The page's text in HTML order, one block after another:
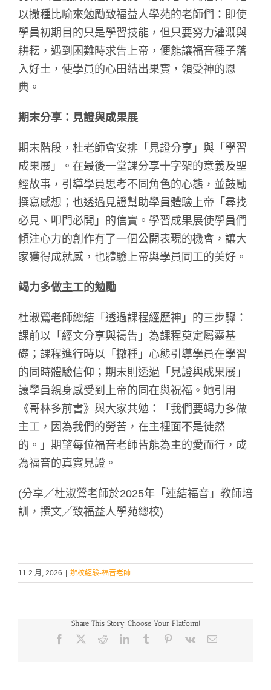
以撒種比喻來勉勵致福益人學苑的老師們：即使
學員初期目的只是學習技能，但只要努力灌溉與
耕耘，遇到困難時求告上帝，便能讓福音種子落
入好土，使學員的心田結出果實，領受神的恩
典。
期末分享：見證與成果展
期末階段，杜老師會安排「見證分享」與「學習
成果展」。在最後一堂課分享十字架的意義及聖
經故事，引導學員思考不同角色的心態，並鼓勵
撰寫感想；也透過見證幫助學員體驗上帝「尋找
必見、叩門必開」的信實。學習成果展使學員們
傾注心力的創作有了一個公開表現的機會，讓大
家獲得成就感，也體驗上帝與學員同工的美好。
竭力多做主工的勉勵
杜淑鶯老師總結「透過課程經歷神」的三步驟：
課前以「經文分享與禱告」為課程奠定屬靈基
礎；課程進行時以「撒種」心態引導學員在學習
的同時體驗信仰；期末則透過「見證與成果展」
讓學員親身感受到上帝的同在與祝福。她引用
《哥林多前書》與大家共勉：「我們要竭力多做
主工，因為我們的勞苦，在主裡面不是徒然
的。」期望每位福音老師皆能為主的愛而行，成
為福音的真實見證。
(分享／杜淑鶯老師於2025年「連結福音」教師培
訓，撰文／致福益人學苑總校)
11 2 月, 2026 辦校經驗-福音老師
Share This Story, Choose Your Platform!
Facebook RedditLinkedInTumblr Pinterest
Vk Email: